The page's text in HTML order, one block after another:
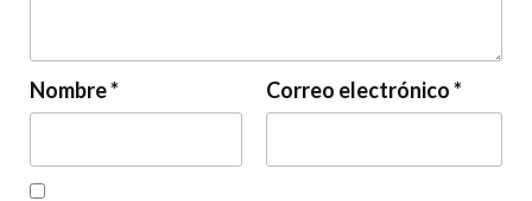
Nombre* Correo electrónico*